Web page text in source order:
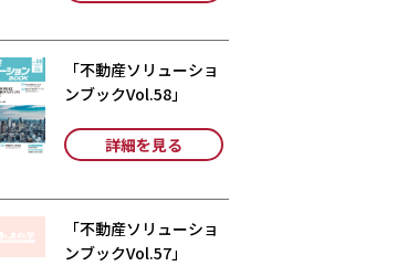
「不動産ソリューショ
ンブックVol.58」
詳細を見る
「不動産ソリューショ
ンブックVol.57」